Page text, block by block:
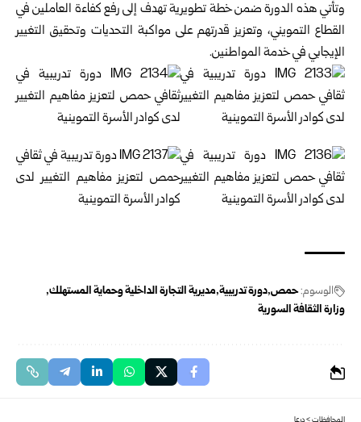
وتأتي هذه الدورة ضمن خطة تطويرية تهدف إلى رفع كفاءة العاملين في
القطاع التمويني، وتعزيز قدرتهم على مواكبة التحديات وتحقيق التغيير
الإيجابي في خدمة المواطنين.
الوسوم:حمص دورة تدريبية مديرية التجارة الداخلية وحماية المستهلك
وزارة الثقافة السورية